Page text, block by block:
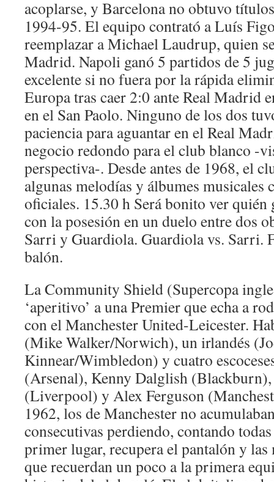
acoplarse, y Barcelona no obtuvo
1994-95. El equipo contrató a Luís
reemplazar a Michael Laudrup, quien
Madrid. Napoli ganó 5 partidos de 5
excelente si no fuera por la rápida
Europa tras caer 2:0 ante Real Madrid
en el San Paolo. Ninguno de los dos
paciencia para aguantar en el Real
negocio redondo para el club blanco -
perspectiva-. Desde antes de 1968, el
algunas melodías y álbumes musicales
oficiales. 15.30 h Será bonito ver quién
con la posesión en un duelo entre dos
Sarri y Guardiola. Guardiola vs. Sarri.
balón.
La Community Shield (Supercopa
‘aperitivo’ a una Premier que echa a
con el Manchester United-Leicester.
(Mike Walker/Norwich), un irlandés
Kinnear/Wimbledon) y cuatro
(Arsenal), Kenny Dalglish (Blackburn),
(Liverpool) y Alex Ferguson
1962, los de Manchester no
consecutivas perdiendo, contando
primer lugar, recupera el pantalón y
que recuerdan un poco a la primera